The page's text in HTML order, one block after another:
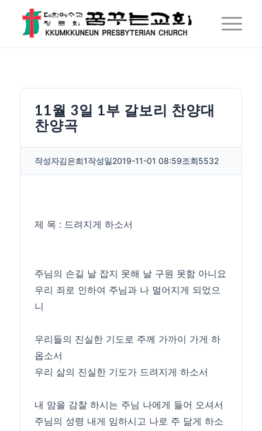
11월 3일 1부 갈보리 찬양대
찬양곡
작성자김은희1작성일2019-11-01 08:59조회5532
제 목 : 드려지게 하소서
주님의 손길 날 잡지 못해 날 구원 못함 아니요
우리 죄로 인하여 주님과 나 멀어지게 되었으
니
우리들의 진실한 기도로 주께 가까이 가게 하
옵소서
우리 삶의 진실한 기도가 드려지게 하소서
내 맘을 감찰 하시는 주님 나에게 들어 오셔서
주님의 성령 내게 임하시고 나로 주 닮게 하소